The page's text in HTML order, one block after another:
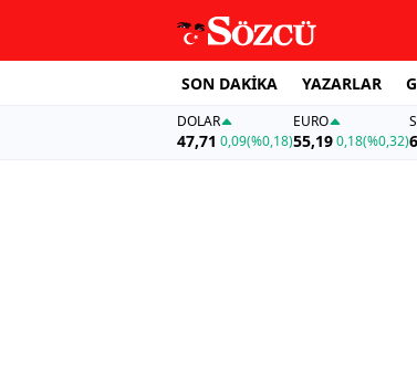
SON DAKİKA YAZARLAR
DOLAR
47,71 0,09(%0,18)
EURO
55,19 0,18(%0,32)